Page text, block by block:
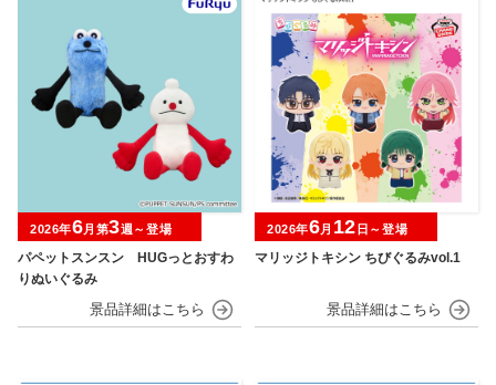
パペットスンスン HUGっとおすわ
りぬいぐるみ
2026年6月第3週～登場
マリッジトキシン ちびぐるみvol.1
2026年6月 12 日～登場